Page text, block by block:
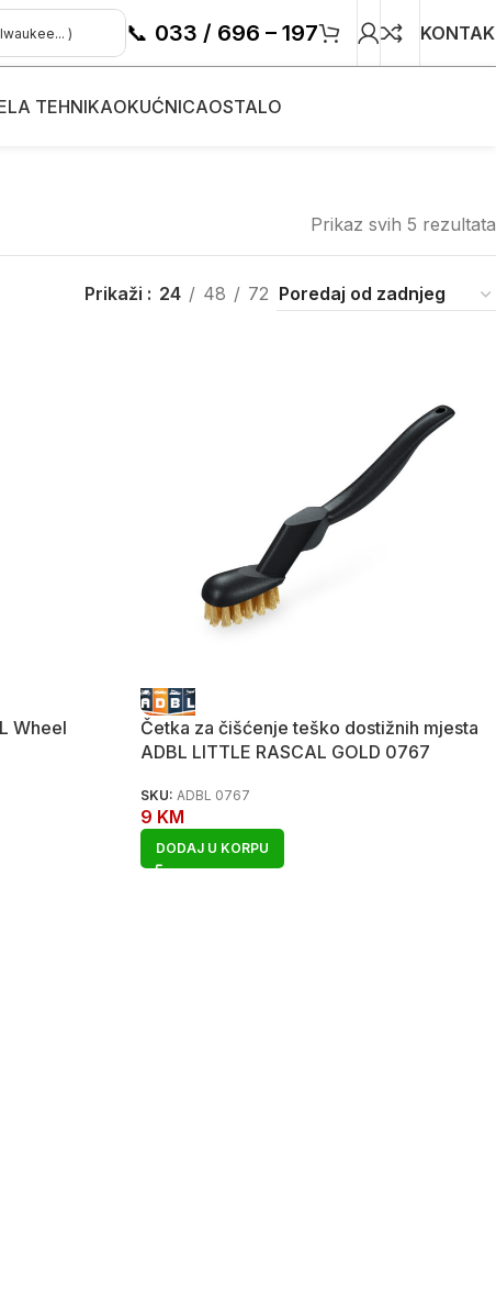
📞 033 / 696 – 197
TEHNIKAOKUĆNICAOSTALO
Prikaz svih 5 rezultata
Prikaži 24 48 72
Wheel
Četka za čišćenje teško dostižnih mjesta
ADBL LITTLE RASCAL GOLD 0767
SKU: ADBL 0767
9 KM
DODAJ U KORPU